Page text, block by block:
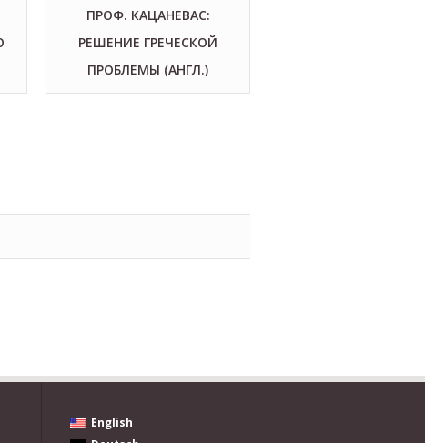
ПРОФ. КАЦАНЕВАС:
РЕШЕНИЕ ГРЕЧЕСКОЙ
ПРОБЛЕМЫ (АНГЛ.)
English